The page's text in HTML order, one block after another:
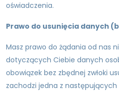
oświadczenia.
Prawo do usunięcia danych
Masz prawo do żądania od nas
dotyczących Ciebie danych
obowiązek bez zbędnej zwłoki
zachodzi jedna z następujących